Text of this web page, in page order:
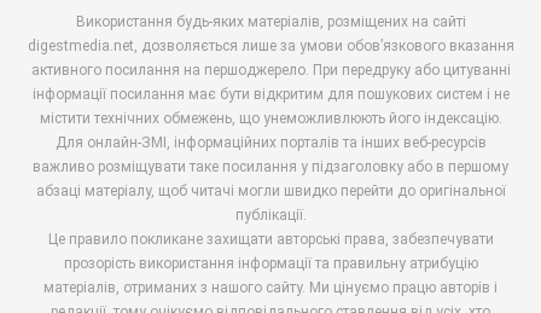
Використання будь-яких матеріалів, розміщених на сайті
digestmedia.net, дозволяється лише за умови обов’язкового вказання
активного посилання на першоджерело. При передруку або цитуванні
інформації посилання має бути відкритим для пошукових систем і не
містити технічних обмежень, що унеможливлюють його індексацію.
Для онлайн-ЗМІ, інформаційних порталів та інших веб-ресурсів
важливо розміщувати таке посилання у підзаголовку або в першому
абзаці матеріалу, щоб читачі могли швидко перейти до оригінальної
публікації.
Це правило покликане захищати авторські права, забезпечувати
прозорість використання інформації та правильну атрибуцію
матеріалів, отриманих з нашого сайту. Ми цінуємо працю авторів і